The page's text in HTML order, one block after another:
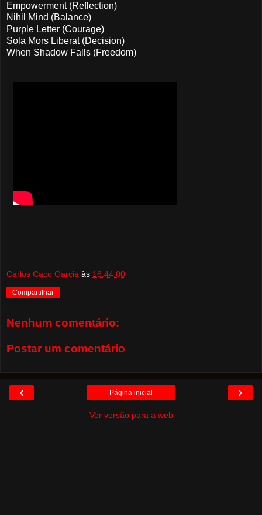
Empowerment (Reflection)
Nihil Mind (Balance)
Purple Letter (Courage)
Sola Mors Liberat (Decision)
When Shadow Falls (Freedom)
Carlos Caco Garcia às 18:44:00
Compartilhar
Nenhum comentário:
Postar um comentário
‹ ›
Página inicial
Ver versão para a web